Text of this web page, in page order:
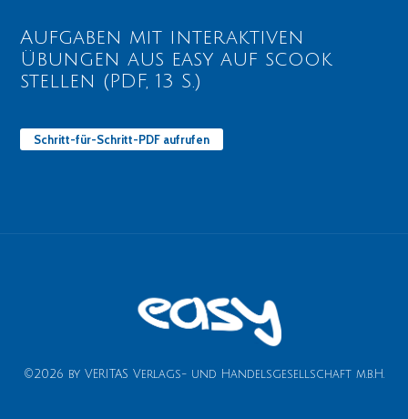
Aufgaben mit interaktiven
Übungen aus easy auf scook
stellen (PDF, 13 S.)
Schritt-für-Schritt-PDF aufrufen
©2026 by VERITAS Verlags- und Handelsgesellschaft m.b.H.